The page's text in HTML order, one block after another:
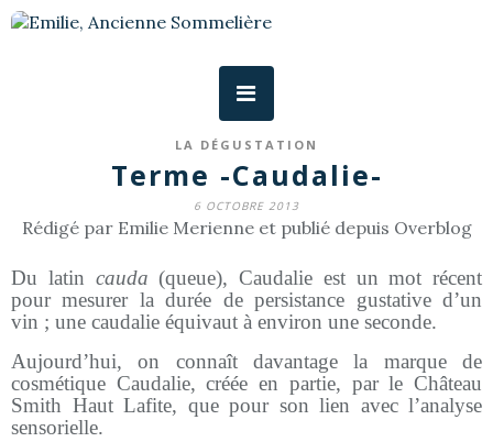
LA DÉGUSTATION
Terme -Caudalie-
6 OCTOBRE 2013
Rédigé par Emilie Merienne et publié depuis Overblog
Du latin cauda (queue), Caudalie est un mot récent
pour mesurer la durée de persistance gustative d’un
vin ; une caudalie équivaut à environ une seconde.
Aujourd’hui, on connaît davantage la marque de
cosmétique Caudalie, créée en partie, par le Château
Smith Haut Lafite, que pour son lien avec l’analyse
sensorielle.